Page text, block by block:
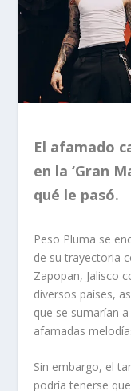
El afamado
en la ‘Gran
qué le pasó.
Peso Pluma se
de su trayectoria
Zapopan, Jalisco
diversos países,
que se sumarían
afamadas melodías
Sin embargo, el
podría tenerse